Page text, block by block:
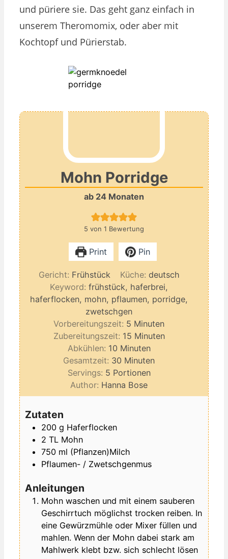
und püriere sie. Das geht ganz einfach in
unserem Theromomix, oder aber mit
Kochtopf und Pürierstab.
Mohn Porridge
ab 24 Monaten
5 von 1 Bewertung
Print Pin
Gericht: Frühstück Küche: deutsch
Keyword:frühstück, haferbrei,
haferflocken, mohn, pflaumen, porridge,
zwetschgen
Vorbereitungszeit: 5 Minuten
Minuten
Zubereitungszeit: 15Minuten
Minuten
Abkühlen: 10Minuten
Minuten
Gesamtzeit: 30 Minuten
Minuten
Servings: 5 Portionen
Author: Hanna Bose
Zutaten
200 g Haferflocken
2 TL Mohn
750 ml (Pflanzen)Milch
Pflaumen- / Zwetschgenmus
Anleitungen
Mohn waschen und mit einem sauberen
Geschirrtuch möglichst trocken reiben. In
eine Gewürzmühle oder Mixer füllen und
mahlen. Wenn der Mohn dabei stark am
Mahlwerk klebt bzw. sich schlecht lösen